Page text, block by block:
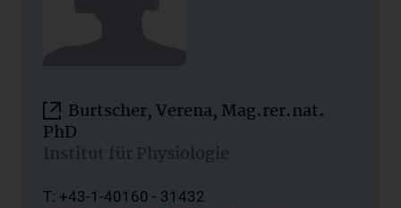
Burtscher, Verena, Mag.rer.nat.
PhD
Institut für Physiologie
T: +43-1-40160 - 31432